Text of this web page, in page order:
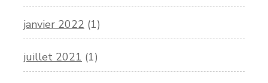
janvier 2022 (1)
juillet 2021 (1)